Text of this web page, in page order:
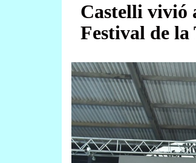
Castelli vivió
Festival de